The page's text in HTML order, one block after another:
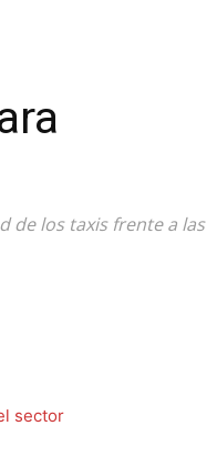
de los taxis frente a las